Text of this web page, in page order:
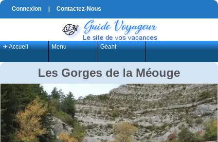
Connexion Contactez-Nous
✈ Accueil Menu Géant
Les Gorges de la Méouge